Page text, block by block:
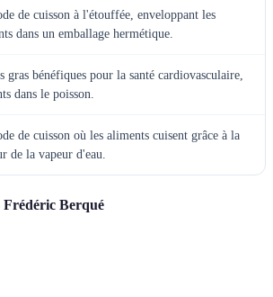
de cuisson à l'étouffée, enveloppant les
dans un emballage hermétique.
gras bénéfiques pour la santé cardiovasculaire,
dans le poisson.
de cuisson où les aliments cuisent grâce à la
de la vapeur d'eau.
Frédéric Berqué